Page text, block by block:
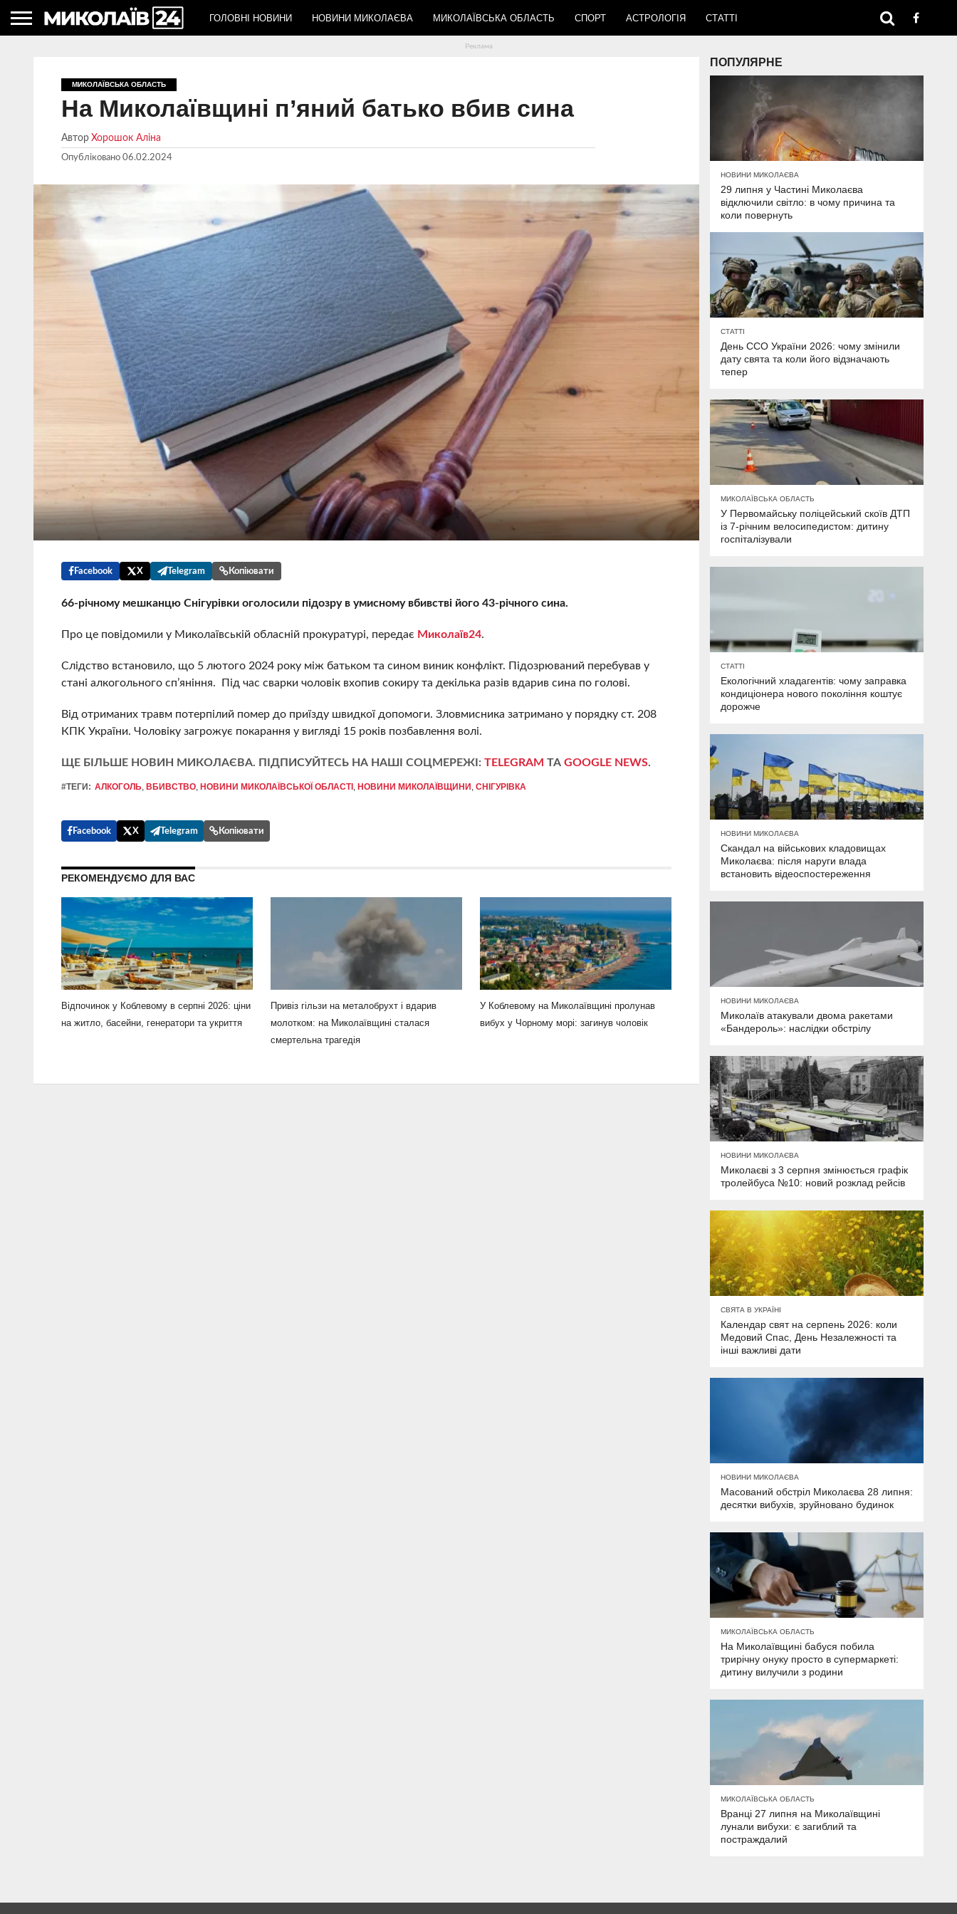
ГОЛОВНІ НОВИНИ НОВИНИ МИКОЛАЄВА МИКОЛАЇВСЬКА ОБЛАСТЬ СПОРТ АСТРОЛОГІЯ СТАТТІ
МИКОЛАЇВСЬКА ОБЛАСТЬ
На Миколаївщині п’яний батько вбив сина
Автор Хорошок Аліна
Опубліковано 06.02.2024
Facebook X Telegram Копіювати
66-річному мешканцю Снігурівки оголосили підозру в умисному вбивстві його 43-річного сина.
Про це повідомили у Миколаївській обласній прокуратурі, передає Миколаїв24.
Слідство встановило, що 5 лютого 2024 року між батьком та сином виник конфлікт. Підозрюваний перебував у
стані алкогольного сп’яніння. Під час сварки чоловік вхопив сокиру та декілька разів вдарив сина по голові.
Від отриманих травм потерпілий помер до приїзду швидкої допомоги. Зловмисника затримано у порядку ст. 208
КПК України. Чоловіку загрожує покарання у вигляді 15 років позбавлення волі.
ЩЕ БІЛЬШЕ НОВИН МИКОЛАЄВА. ПІДПИСУЙТЕСЬ НА НАШІ СОЦМЕРЕЖІ:TELEGRAM ТАGOOGLE NEWS.
#ТЕГИ: АЛКОГОЛЬ, ВБИВСТВО, НОВИНИ МИКОЛАЇВСЬКОЇ ОБЛАСТІ , НОВИНИ МИКОЛАЇВЩИНИ ,СНІГУРІВКА
Facebook X Telegram Копіювати
РЕКОМЕНДУЄМО ДЛЯ ВАС
Відпочинок у Коблевому в серпні 2026: ціни
на житло, басейни, генератори та укриття
Привіз гільзи на металобрухт і вдарив
молотком: на Миколаївщині сталася
смертельна трагедія
У Коблевому на Миколаївщині пролунав
вибух у Чорному морі: загинув чоловік
ПОПУЛЯРНЕ
НОВИНИ МИКОЛАЄВА
29 липня у Частині Миколаєва
відключили світло: в чому причина та
коли повернуть
СТАТТІ
День ССО України 2026: чому змінили
дату свята та коли його відзначають
тепер
МИКОЛАЇВСЬКА ОБЛАСТЬ
У Первомайську поліцейський скоїв ДТП
із 7-річним велосипедистом: дитину
госпіталізували
СТАТТІ
Екологічний хладагентів: чому заправка
кондиціонера нового покоління коштує
дорожче
НОВИНИ МИКОЛАЄВА
Скандал на військових кладовищах
Миколаєва: після наруги влада
встановить відеоспостереження
НОВИНИ МИКОЛАЄВА
Миколаїв атакували двома ракетами
«Бандероль»: наслідки обстрілу
НОВИНИ МИКОЛАЄВА
Миколаєві з 3 серпня змінюється графік
тролейбуса №10: новий розклад рейсів
СВЯТА В УКРАЇНІ
Календар свят на серпень 2026: коли
Медовий Спас, День Незалежності та
інші важливі дати
НОВИНИ МИКОЛАЄВА
Масований обстріл Миколаєва 28 липня:
десятки вибухів, зруйновано будинок
МИКОЛАЇВСЬКА ОБЛАСТЬ
На Миколаївщині бабуся побила
трирічну онуку просто в супермаркеті:
дитину вилучили з родини
МИКОЛАЇВСЬКА ОБЛАСТЬ
Вранці 27 липня на Миколаївщині
лунали вибухи: є загиблий та
постраждалий